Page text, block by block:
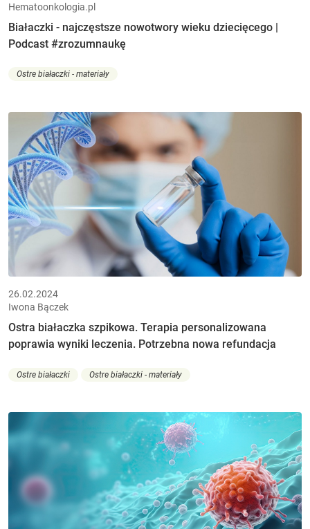
Hematoonkologia.pl
Białaczki - najczęstsze nowotwory wieku dziecięcego |
Podcast #zrozumnaukę
Ostre białaczki - materiały
26.02.2024
Iwona Bączek
Ostra białaczka szpikowa. Terapia personalizowana
poprawia wyniki leczenia. Potrzebna nowa refundacja
Ostre białaczki Ostre białaczki - materiały